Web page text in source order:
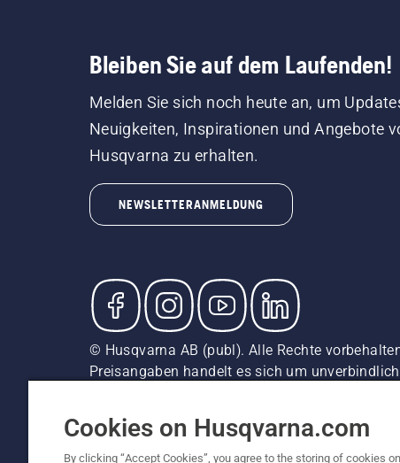
Bleiben Sie auf dem Laufenden!
Melden Sie sich noch heute an, um
Neuigkeiten, Inspirationen und Angebote
Husqvarna zu erhalten.
NEWSLETTERANMELDUNG
© Husqvarna AB (publ). Alle Rechte
Preisangaben handelt es sich um
unverbindliche Preisempfehlungen (inkl.
Cookie-Richtlinie Nutzungsbedingungen
Cookies on Husqvarna.com
By clicking “Accept Cookies”, you agree to the storing of cookies